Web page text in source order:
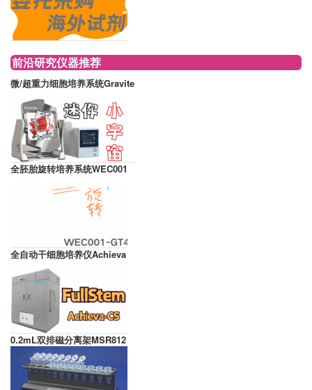
前沿研究仪器推荐
微/超重力细胞培养系统Gravite
全胚胎旋转培养系统WEC001
全自动干细胞培养仪Achieva
0.2mL双排磁分离架MSR812